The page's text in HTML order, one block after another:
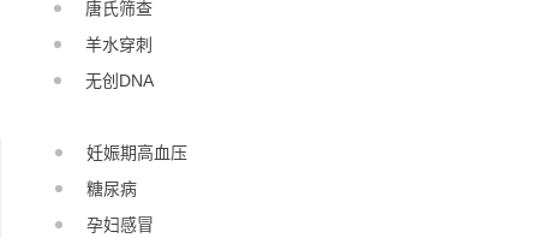
唐氏筛查
羊水穿刺
无创DNA
妊娠期高血压
糖尿病
孕妇感冒